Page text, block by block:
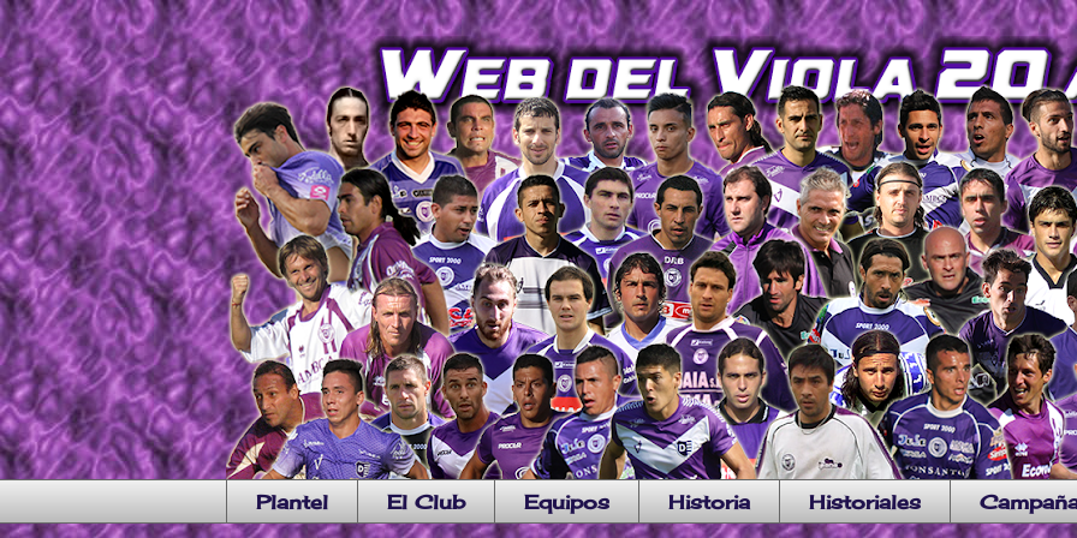
Plantel El Club Equipos Historia Historiales